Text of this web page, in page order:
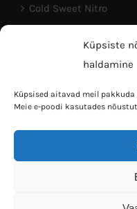
Küpsiste
haldamine
Küpsised aitavad meil
Meie e-poodi kasutades
Cold Sweet Nitro
Head Eesti Vabariigi